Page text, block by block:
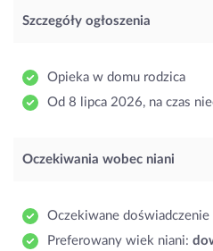
Szczegóły ogłoszenia
Opieka w domu rodzica
Od 8 lipca 2026, na czas
Oczekiwania wobec niani
Oczekiwane doświadczenie
Preferowany wiek niani: